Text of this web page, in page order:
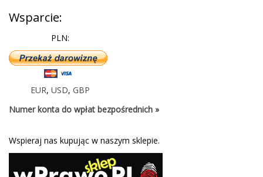
Wsparcie:
PLN:
EUR, USD, GBP
Numer konta do wpłat bezpośrednich »
Wspieraj nas kupując w naszym sklepie.